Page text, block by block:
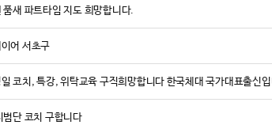
품새 파트타임 지도 희망합니다.
어 서초구
코치, 특강, 위탁교육 구직희망합니다 한국체대 국가대표출신
범단 코치 구합니다